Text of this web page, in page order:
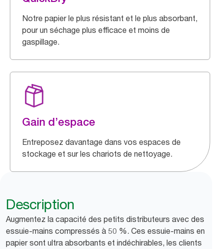
Notre papier le plus résistant et le plus absorbant,
pour un séchage plus efficace et moins de
gaspillage.
Gain d’espace
Entreposez davantage dans vos espaces de
stockage et sur les chariots de nettoyage.
Description
Augmentez la capacité des petits distributeurs avec des
essuie-mains compressés à 50 %. Ces essuie-mains en
papier sont ultra absorbants et indéchirables, les clients